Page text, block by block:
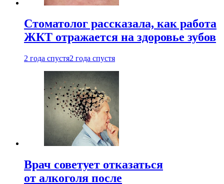
Стоматолог рассказала, как работа
ЖКТ отражается на здоровье зубов
2 года спустя2 года спустя
Врач советует отказаться
от алкоголя после